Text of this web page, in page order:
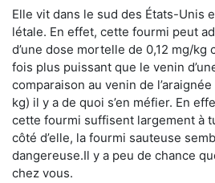
Elle vit dans le sud des États-Unis
létale. En effet, cette fourmi peut
d’une dose mortelle de 0,12 mg/
fois plus puissant que le venin
comparaison au venin de
kg) il y a de quoi s’en méfier. En
cette fourmi suffisent largement à
côté d’elle, la fourmi sauteuse
dangereuse.Il y a peu de chance
chez vous.